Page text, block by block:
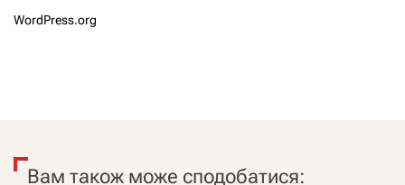
WordPress.org
Вам також може сподобатися: